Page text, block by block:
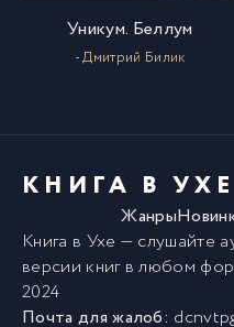
Уникум. Беллум
- Дмитрий Билик
КНИГА В УХЕ
Жанры
Книга в Ухе — слушайте
версии книгв любом
2024
Почта для жалоб: